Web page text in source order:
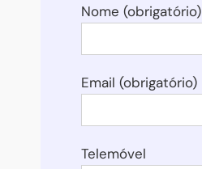
Nome (obrigatório)
Email (obrigatório)
Telemóvel